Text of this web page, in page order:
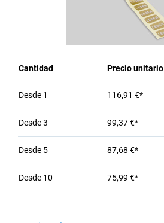
Cantidad Precio unitario
Desde 1 116,91 €*
Desde3 99,37 €*
Desde 5 87,68 €*
Desde 10 75,99 €*